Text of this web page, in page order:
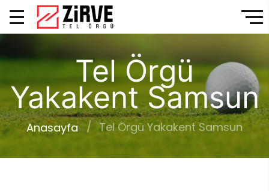
Tel Örgü
Yakakent Samsun
Anasayfa Tel Örgü Yakakent Samsun